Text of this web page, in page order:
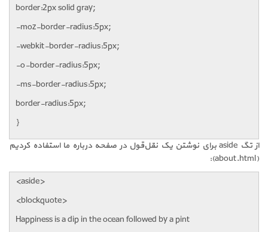
border:2px solid gray;
-moz-border-radius:5px;
-webkit-border-radius:5px;
-o-border-radius:5px;
-ms-border-radius:5px;
border-radius:5px;
}
از تگ aside برای نوشتن یک نقل‌قول در صفحه درباره ما استفاده کردیم
(about.html):
<aside>
<blockquote>
Happiness is a dip in the ocean followed by a pint